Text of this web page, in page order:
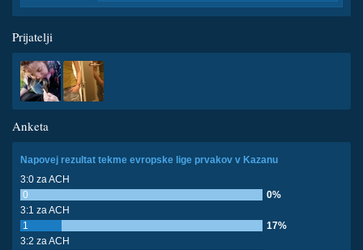
Prijatelji
Anketa
Napovej rezultat tekme evropske lige prvakov v Kazanu
3:0 za ACH
0
0%
3:1 za ACH
1
17%
3:2 za ACH